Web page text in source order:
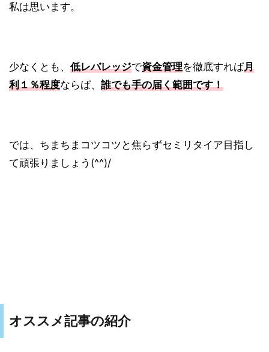
私は思います。
少なくとも、 低レバレッジで資金管理を徹底すれば月
利１％程度ならば、 誰でも手の届く範囲です！
では、ちまちまコツコツと焦らずセミリタイア目指し
て頑張りましょう(^^)/
オススメ記事の紹介